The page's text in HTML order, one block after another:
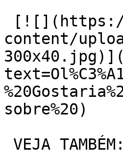
content/
sobre%20)